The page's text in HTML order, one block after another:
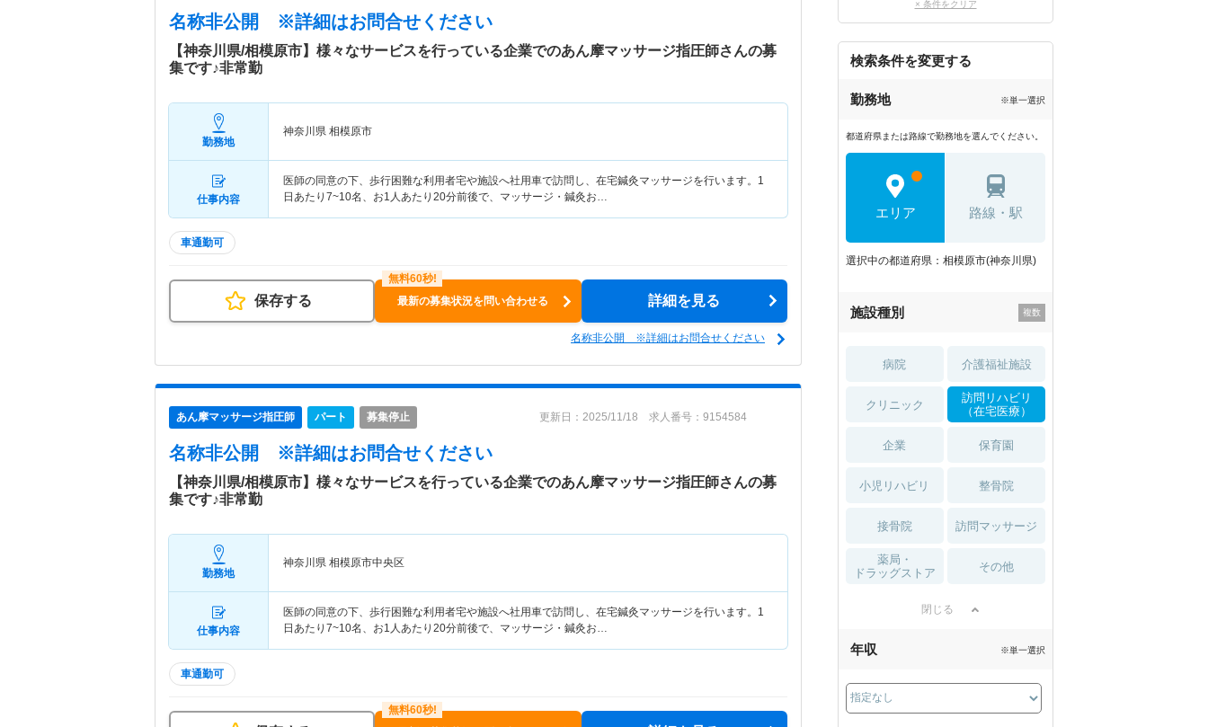
名称非公開 ※詳細はお問合せください
【神奈川県/相模原市】様々なサービスを行っている企業でのあん摩マッサージ指圧師さんの募
集です♪非常勤
勤務地
神奈川県 相模原市
仕事内容
医師の同意の下、歩行困難な利用者宅や施設へ社用車で訪問し、在宅鍼灸マッサージを行います。1
日あたり7~10名、お1人あたり20分前後で、マッサージ・鍼灸お…
車通勤可
保存する 最新の募集状況を問い合わせる 詳細を見る
名称非公開 ※詳細はお問合せください
あん摩マッサージ指圧師 パート 募集停止 更新日：2025/11/18 求人番号：9154584
名称非公開 ※詳細はお問合せください
【神奈川県/相模原市】様々なサービスを行っている企業でのあん摩マッサージ指圧師さんの募
集です♪非常勤
勤務地
神奈川県 相模原市中央区
仕事内容
医師の同意の下、歩行困難な利用者宅や施設へ社用車で訪問し、在宅鍼灸マッサージを行います。1
日あたり7~10名、お1人あたり20分前後で、マッサージ・鍼灸お…
車通勤可
× 条件をクリア
検索条件を変更する
勤務地 ※単一選択
都道府県または路線で勤務地を選んでください。
エリア 路線・駅
選択中の都道府県：相模原市(神奈川県)
施設種別
病院 介護福祉施設
クリニック
訪問リハビリ
（在宅医療）
企業 保育園
小児リハビリ 整骨院
接骨院 訪問マッサージ
薬局・
ドラッグストア
その他
閉じる
年収 ※単一選択